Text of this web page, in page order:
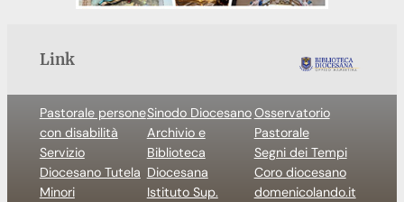
Link
Pastorale persone
con disabilità
Servizio
Diocesano Tutela
Minori
Sinodo Diocesano
Archivio e
Biblioteca
Diocesana
Istituto Sup.
Osservatorio
Pastorale
Segni dei Tempi
Coro diocesano
domenicolando.it